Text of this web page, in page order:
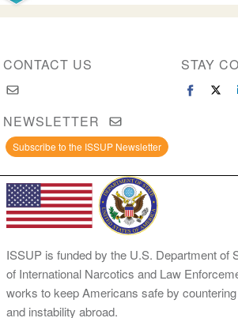
CONTACT US STAY
NEWSLETTER
Subscribe to the ISSUP Newsletter
ISSUP is funded by the U.S. Department of
of International Narcotics and Law
works to keep Americans safe by
and instability abroad.